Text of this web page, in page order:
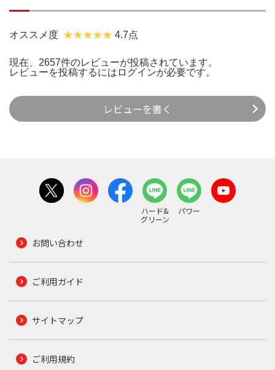
オススメ度 4.7点
現在、2657件のレビューが投稿されています。
レビューを投稿するには ログインが必要です。
レビューを書く
ハード&
グリーン
パワー
お問い合わせ
ご利用ガイド
サイトマップ
ご利用規約